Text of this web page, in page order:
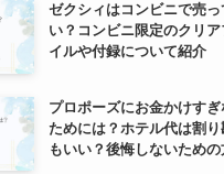
ゼクシィはコンビニで売っ
い？コンビニ限定のクリア
イルや付録について紹介
プロポーズにお金かけすぎ
ためには？ホテル代は割り
もいい？後悔しないための